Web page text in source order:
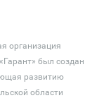
организация
был создан
развитию
области